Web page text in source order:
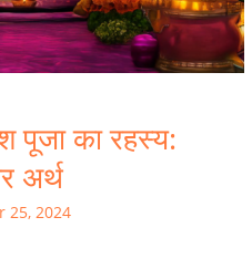
पूजा का रहस्य:
अर्थ
25, 2024